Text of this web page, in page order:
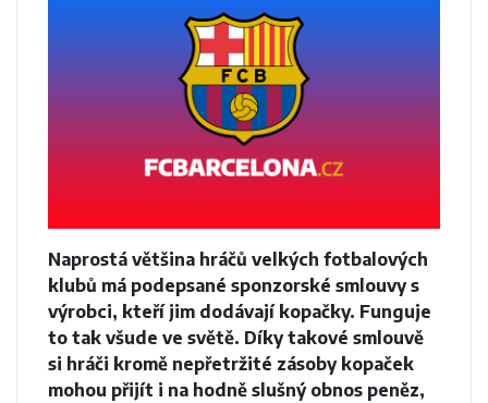
Naprostá většina hráčů velkých fotbalových
klubů má podepsané sponzorské smlouvy s
výrobci, kteří jim dodávají kopačky. Funguje
to tak všude ve světě. Díky takové smlouvě
si hráči kromě nepřetržité zásoby kopaček
mohou přijít i na hodně slušný obnos peněz,